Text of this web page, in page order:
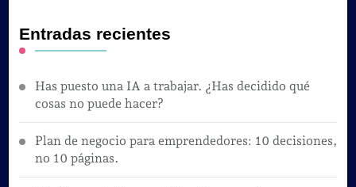
Entradas recientes
Has puesto una IA a trabajar. ¿Has decidido qué
cosas no puede hacer?
Plan de negocio para emprendedores: 10 decisiones,
no 10 páginas.